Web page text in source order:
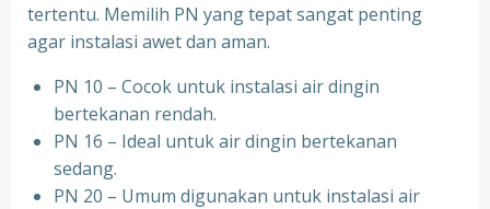
tertentu. Memilih PN yang tepat sangat penting
agar instalasi awet dan aman.
PN 10 – Cocok untuk instalasi air dingin
bertekanan rendah.
⁠PN 16 – Ideal untuk air dingin bertekanan
sedang.
⁠PN 20 – Umum digunakan untuk instalasi air